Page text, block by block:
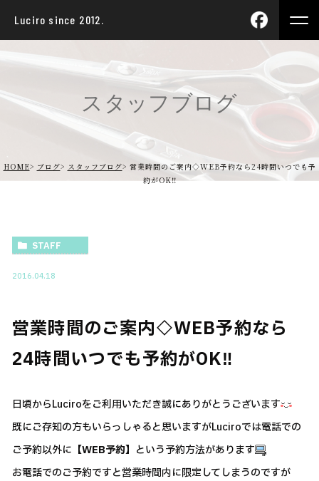
Luciro since 2012.
スタッフブログ
HOME ブログ スタッフブログ
営業時間のご案内◇WEB予約なら24時間いつでも予
約がOK‼
STAFF
2016.04.18
営業時間のご案内◇WEB予約なら
24時間いつでも予約がOK‼
日頃からLuciroをご利用いただき誠にありがとうございます
既にご存知の方もいらっしゃると思いますがLuciroでは電話での
ご予約以外に 【WEB予約】 という予約方法があります
お電話でのご予約ですと営業時間内に限定してしまうのですが